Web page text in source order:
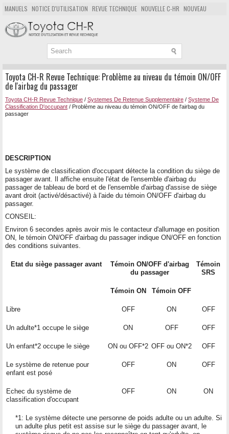
MANUELS NOTICE D'UTILISATION REVUE TECHNIQUE NOUVELLE C-HR NOUVEAU
POPULAIRE
PLAN DU SITE CHERCHER
Toyota CH-R Revue Technique: Problème au niveau du témoin ON/OFF
de l'airbag du passager
Toyota CH-R Revue Technique / Systemes De Retenue Supplementaire / Systeme De
Classification D'occupant / Problème au niveau du témoin ON/OFF de l'airbag du
passager
DESCRIPTION
Le système de classification d'occupant détecte la condition du siège de
passager avant. Il affiche ensuite l'état de l'ensemble d'airbag du
passager de tableau de bord et de l'ensemble d'airbag d'assise de siège
avant droit (activé/désactivé) à l'aide du témoin ON/OFF d'airbag du
passager.
CONSEIL:
Environ 6 secondes après avoir mis le contacteur d'allumage en position
ON, le témoin ON/OFF d'airbag du passager indique ON/OFF en fonction
des conditions suivantes.
Etat du siège passager avant
Témoin ON/OFF d'airbag
du passager
Témoin
SRS
Témoin ON Témoin OFF
Libre OFF ON OFF
Un adulte*1 occupe le siège ON OFF OFF
Un enfant*2 occupe le siège ON ou OFF*2 OFF ou ON*2 OFF
Le système de retenue pour
enfant est posé
OFF ON OFF
Echec du système de
classification d'occupant
OFF ON ON
*1: Le système détecte une personne de poids adulte ou un adulte. Si
un adulte plus petit est assise sur le siège du passager avant, le